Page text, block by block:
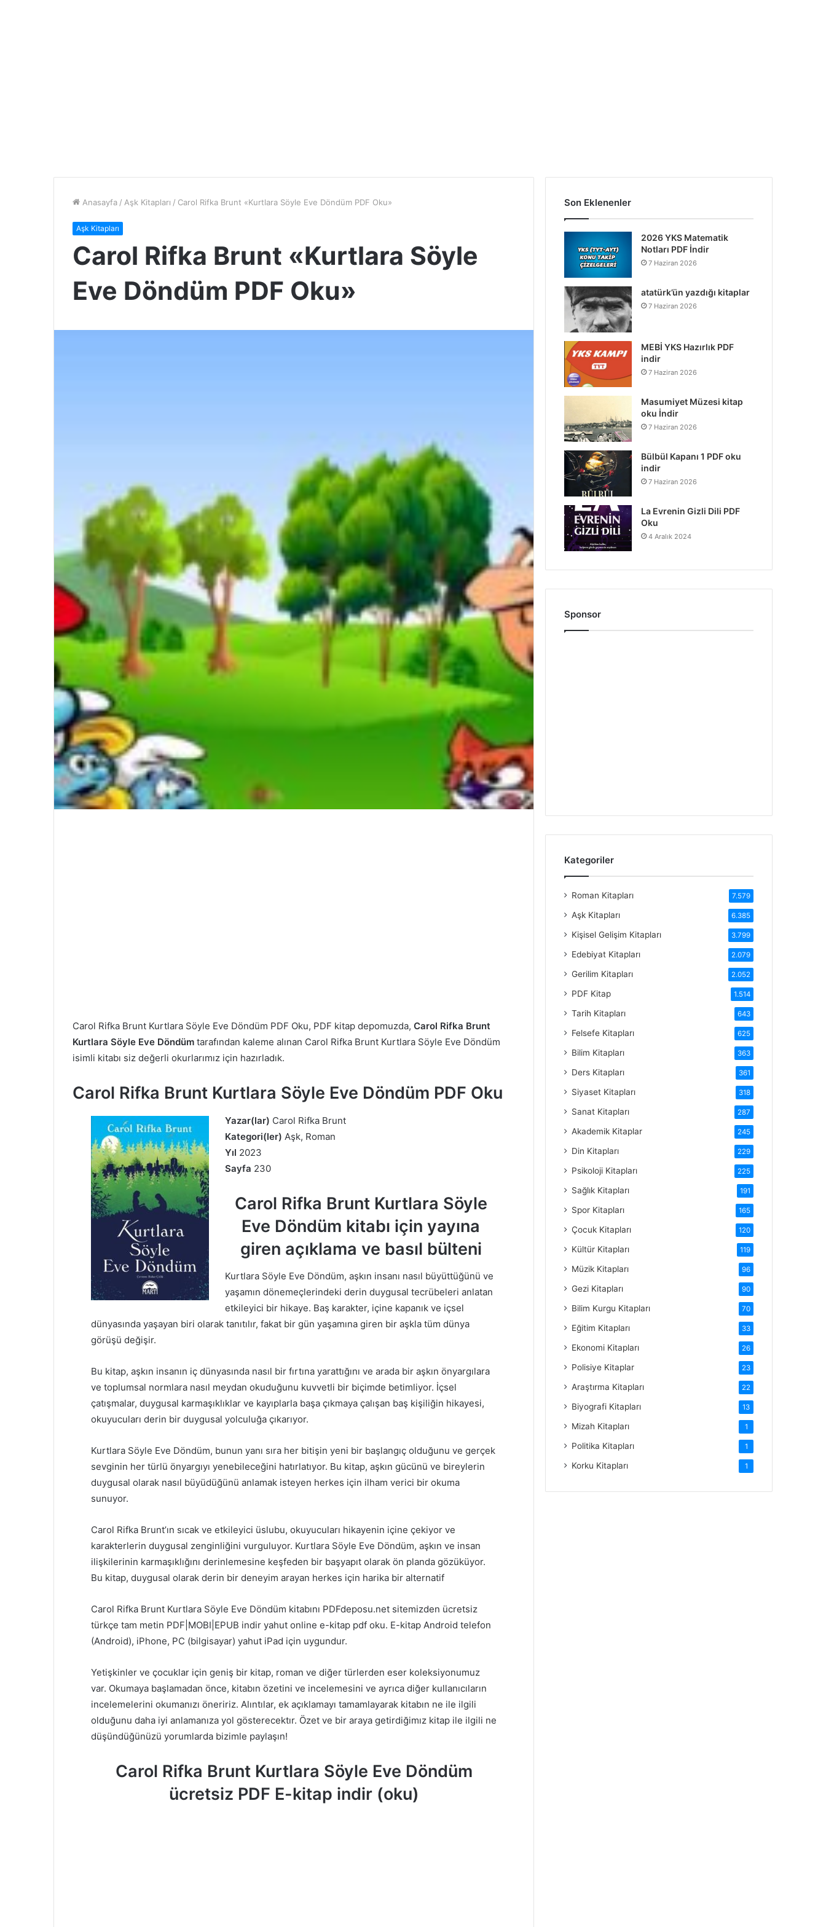
Anasayfa / Aşk Kitapları / Carol Rifka Brunt «Kurtlara Söyle Eve Döndüm PDF Oku»
Aşk Kitapları
Carol Rifka Brunt «Kurtlara Söyle
Eve Döndüm PDF Oku»
Carol Rifka Brunt Kurtlara Söyle Eve Döndüm PDF Oku, PDF kitap depomuzda, Carol Rifka Brunt
Kurtlara Söyle Eve Döndüm tarafından kaleme alınan Carol Rifka Brunt Kurtlara Söyle Eve Döndüm
isimli kitabı siz değerli okurlarımız için hazırladık.
Carol Rifka Brunt Kurtlara Söyle Eve Döndüm PDF Oku
Yazar(lar) Carol Rifka Brunt
Kategori(ler) Aşk, Roman
Yıl 2023
Sayfa 230
Carol Rifka Brunt Kurtlara Söyle
Eve Döndüm kitabı için yayına
giren açıklama ve basıl bülteni
Kurtlara Söyle Eve Döndüm, aşkın insanı nasıl büyüttüğünü ve
yaşamın dönemeçlerindeki derin duygusal tecrübeleri anlatan
etkileyici bir hikaye. Baş karakter, içine kapanık ve içsel
dünyasında yaşayan biri olarak tanıtılır, fakat bir gün yaşamına giren bir aşkla tüm dünya
görüşü değişir.
Bu kitap, aşkın insanın iç dünyasında nasıl bir fırtına yarattığını ve arada bir aşkın önyargılara
ve toplumsal normlara nasıl meydan okuduğunu kuvvetli bir biçimde betimliyor. İçsel
çatışmalar, duygusal karmaşıklıklar ve kayıplarla başa çıkmaya çalışan baş kişiliğin hikayesi,
okuyucuları derin bir duygusal yolculuğa çıkarıyor.
Kurtlara Söyle Eve Döndüm, bunun yanı sıra her bitişin yeni bir başlangıç olduğunu ve gerçek
sevginin her türlü önyargıyı yenebileceğini hatırlatıyor. Bu kitap, aşkın gücünü ve bireylerin
duygusal olarak nasıl büyüdüğünü anlamak isteyen herkes için ilham verici bir okuma
sunuyor.
Carol Rifka Brunt’ın sıcak ve etkileyici üslubu, okuyucuları hikayenin içine çekiyor ve
karakterlerin duygusal zenginliğini vurguluyor. Kurtlara Söyle Eve Döndüm, aşkın ve insan
ilişkilerinin karmaşıklığını derinlemesine keşfeden bir başyapıt olarak ön planda gözüküyor.
Bu kitap, duygusal olarak derin bir deneyim arayan herkes için harika bir alternatif
Carol Rifka Brunt Kurtlara Söyle Eve Döndüm kitabını PDFdeposu.net sitemizden ücretsiz
türkçe tam metin PDF|MOBI|EPUB indir yahut online e-kitap pdf oku. E-kitap Android telefon
(Android), iPhone, PC (bilgisayar) yahut iPad için uygundur.
Yetişkinler ve çocuklar için geniş bir kitap, roman ve diğer türlerden eser koleksiyonumuz
var. Okumaya başlamadan önce, kitabın özetini ve incelemesini ve ayrıca diğer kullanıcıların
incelemelerini okumanızı öneririz. Alıntılar, ek açıklamayı tamamlayarak kitabın ne ile ilgili
olduğunu daha iyi anlamanıza yol gösterecektır. Özet ve bir araya getirdiğimız kitap ile ilgili ne
düşündüğünüzü yorumlarda bizimle paylaşın!
Carol Rifka Brunt Kurtlara Söyle Eve Döndüm
ücretsiz PDF E-kitap indir (oku)
Son Eklenenler
2026 YKS Matematik
Notları PDF İndir
7 Haziran 2026
atatürk’ün yazdığı kitaplar
7 Haziran 2026
MEBİ YKS Hazırlık PDF
indir
7 Haziran 2026
Masumiyet Müzesi kitap
oku İndir
7 Haziran 2026
Bülbül Kapanı 1 PDF oku
indir
7 Haziran 2026
La Evrenin Gizli Dili PDF
Oku
4 Aralık 2024
Sponsor
Kategoriler
Roman Kitapları 7.579
Aşk Kitapları 6.385
Kişisel Gelişim Kitapları 3.799
Edebiyat Kitapları 2.079
Gerilim Kitapları 2.052
PDF Kitap 1.514
Tarih Kitapları 643
Felsefe Kitapları 625
Bilim Kitapları 363
Ders Kitapları 361
Siyaset Kitapları 318
Sanat Kitapları 287
Akademik Kitaplar 245
Din Kitapları 229
Psikoloji Kitapları 225
Sağlık Kitapları 191
Spor Kitapları 165
Çocuk Kitapları 120
Kültür Kitapları 119
Müzik Kitapları 96
Gezi Kitapları 90
Bilim Kurgu Kitapları 70
Eğitim Kitapları 33
Ekonomi Kitapları 26
Polisiye Kitaplar 23
Araştırma Kitapları 22
Biyografi Kitapları 13
Mizah Kitapları 1
Politika Kitapları 1
Korku Kitapları 1